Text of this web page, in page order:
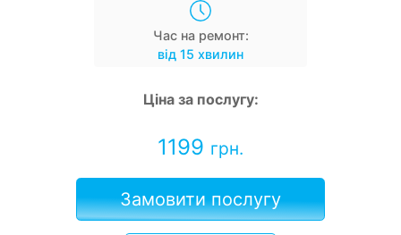
Час на ремонт:
від 15 хвилин
Ціна за послугу:
1199 грн.
Замовити послугу